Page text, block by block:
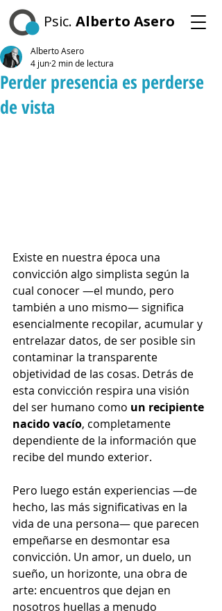
Psic. Alberto Asero
Perder presencia es perderse
de vista
Alberto Asero
4 jun 2 min de lectura
Existe en nuestra época una
convicción algo simplista según la
cual conocer —el mundo, pero
también a uno mismo— significa
esencialmente recopilar, acumular y
entrelazar datos, de ser posible sin
contaminar la transparente
objetividad de las cosas. Detrás de
esta convicción respira una visión
del ser humano como un recipiente
nacido vacío, completamente
dependiente de la información que
recibe del mundo exterior.
Pero luego están experiencias —de
hecho, las más significativas en la
vida de una persona— que parecen
empeñarse en desmontar esa
convicción. Un amor, un duelo, un
sueño, un horizonte, una obra de
arte: encuentros que dejan en
nosotros huellas a menudo